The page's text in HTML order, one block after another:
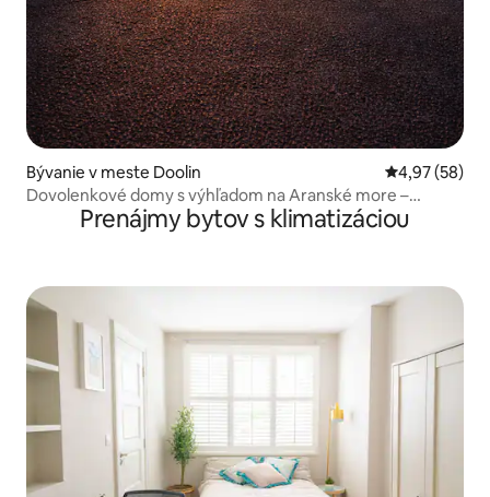
Bývanie v meste Doolin Priemerné
4,97 (58)
Dovolenkové domy s výhľadom na Aranské more –
Atlantický kamenný dom
Prenájmy bytov s klimatizáciou